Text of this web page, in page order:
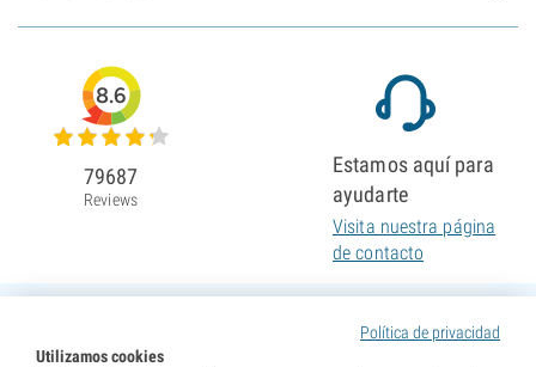
Política de privacidad
Utilizamos cookies
8.6
79687
Reviews
Estamos aquí para
ayudarte
Visita nuestra página
de contacto